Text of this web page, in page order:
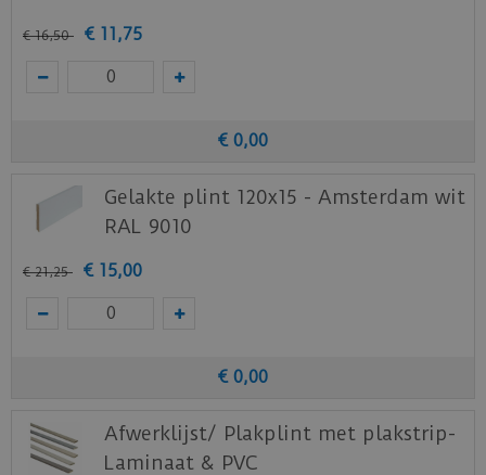
€ 16,50 € 11,75
€ 0,00
Gelakte plint 120x15 - Amsterdam wit
RAL 9010
€ 21,25 € 15,00
€ 0,00
Afwerklijst/ Plakplint met plakstrip-
Laminaat & PVC